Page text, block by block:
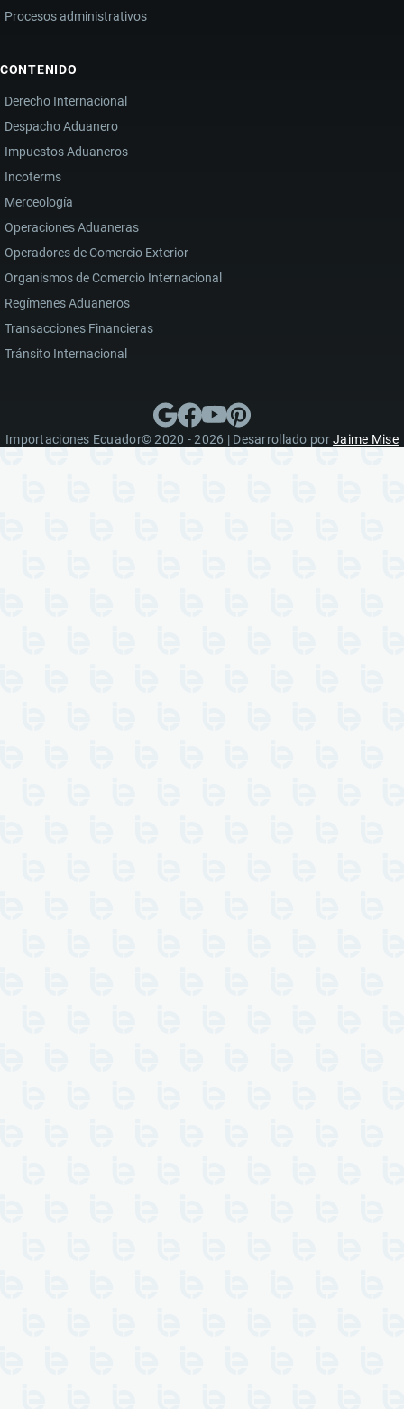
Procesos administrativos
CONTENIDO
Derecho Internacional
Despacho Aduanero
Impuestos Aduaneros
Incoterms
Merceología
Operaciones Aduaneras
Operadores de Comercio Exterior
Organismos de Comercio Internacional
Regímenes Aduaneros
Transacciones Financieras
Tránsito Internacional
Importaciones Ecuador© 2020 - 2026 | Desarrollado porJaime Mise